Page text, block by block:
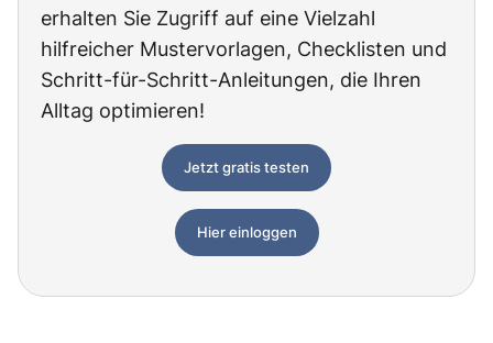
erhalten Sie Zugriff auf eine Vielzahl
hilfreicher Mustervorlagen, Checklisten und
Schritt-für-Schritt-Anleitungen, die Ihren
Alltag optimieren!
Jetzt gratis testen
Hier einloggen